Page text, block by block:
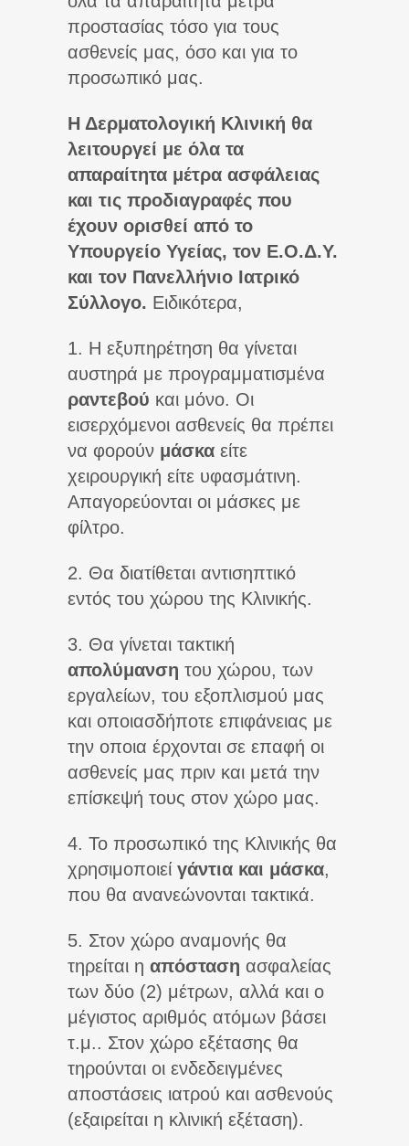
προστασίας τόσο για τους
ασθενείς μας, όσο και για το
προσωπικό μας.
Η Δερματολογική Κλινική θα
λειτουργεί με όλα τα
απαραίτητα μέτρα ασφάλειας
και τις προδιαγραφές που
έχουν ορισθεί από το
Υπουργείο Υγείας, τον Ε.Ο.Δ.Υ.
και τον Πανελλήνιο Ιατρικό
Σύλλογο. Ειδικότερα,
1. Η εξυπηρέτηση θα γίνεται
αυστηρά με προγραμματισμένα
ραντεβού και μόνο. Οι
εισερχόμενοι ασθενείς θα πρέπει
να φορούν μάσκα είτε
χειρουργική είτε υφασμάτινη.
Απαγορεύονται οι μάσκες με
φίλτρο.
2. Θα διατίθεται αντισηπτικό
εντός του χώρου της Κλινικής.
3. Θα γίνεται τακτική
απολύμανση του χώρου, των
εργαλείων, του εξοπλισμού μας
και οποιασδήποτε επιφάνειας με
την οποια έρχονται σε επαφή οι
ασθενείς μας πριν και μετά την
επίσκεψή τους στον χώρο μας.
4. Το προσωπικό της Κλινικής θα
χρησιμοποιεί γάντια και μάσκα,
που θα ανανεώνονται τακτικά.
5. Στον χώρο αναμονής θα
τηρείται η απόσταση ασφαλείας
των δύο (2) μέτρων, αλλά και ο
μέγιστος αριθμός ατόμων βάσει
τ.μ.. Στον χώρο εξέτασης θα
τηρούνται οι ενδεδειγμένες
αποστάσεις ιατρού και ασθενούς
(εξαιρείται η κλινική εξέταση).